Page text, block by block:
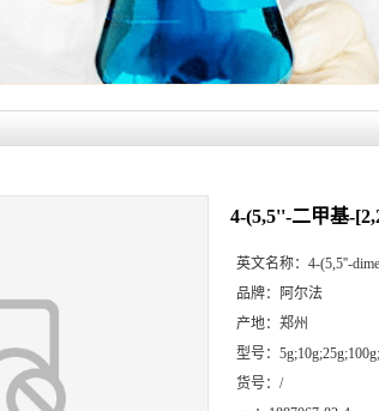
4-(5,5''-二甲基-
英文名称： 4-(5,5''-
品牌：
阿尔法
产地： 郑州
型号：
货号： /